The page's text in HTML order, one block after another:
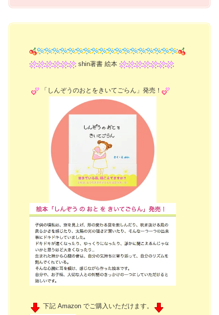
shin著書 絵本
「しんぞうのおとをきいてごらん」発売！
下記 Amazon でご購入いただけます。